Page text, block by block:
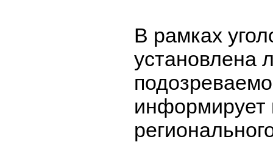
В рамках
установлена
информирует